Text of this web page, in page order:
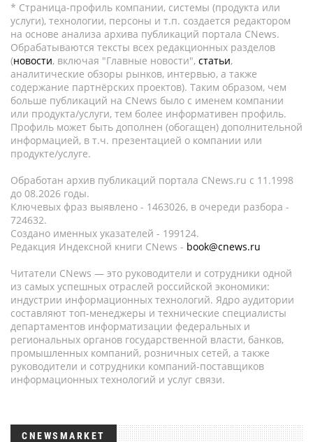
* Страница-профиль компании, системы (продукта или
услуги), технологии, персоны и т.п. создается редактором
на основе анализа архива публикаций портала CNews.
Обрабатываются тексты всех редакционных разделов
(новости, включая "Главные новости", статьи,
аналитические обзоры рынков, интервью, а также
содержание партнёрских проектов). Таким образом, чем
больше публикаций на CNews было с именем компании
или продукта/услуги, тем более информативен профиль.
Профиль может быть дополнен (обогащен) дополнительной
информацией, в т.ч. презентацией о компании или
продукте/услуге.
Обработан архив публикаций портала CNews.ru c 11.1998
до 08.2026 годы.
Ключевых фраз выявлено - 1463026, в очереди разбора -
724632.
Создано именных указателей - 199124.
Редакция Индексной книги CNews - book@cnews.ru
Читатели CNews — это руководители и сотрудники одной
из самых успешных отраслей российской экономики:
индустрии информационных технологий. Ядро аудитории
составляют топ-менеджеры и технические специалисты
департаментов информатизации федеральных и
региональных органов государственной власти, банков,
промышленных компаний, розничных сетей, а также
руководители и сотрудники компаний-поставщиков
информационных технологий и услуг связи.
CNEWSMARKET